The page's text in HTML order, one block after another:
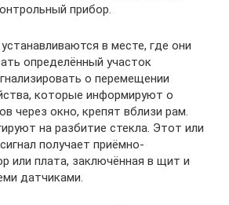
прибор.
в месте, где они
определённый участок
о перемещении
которые информируют о
через окно, крепят вблизи рам.
на разбитие стекла. Этот или
получает приёмно-
или плата, заключённая в щит и
датчиками.